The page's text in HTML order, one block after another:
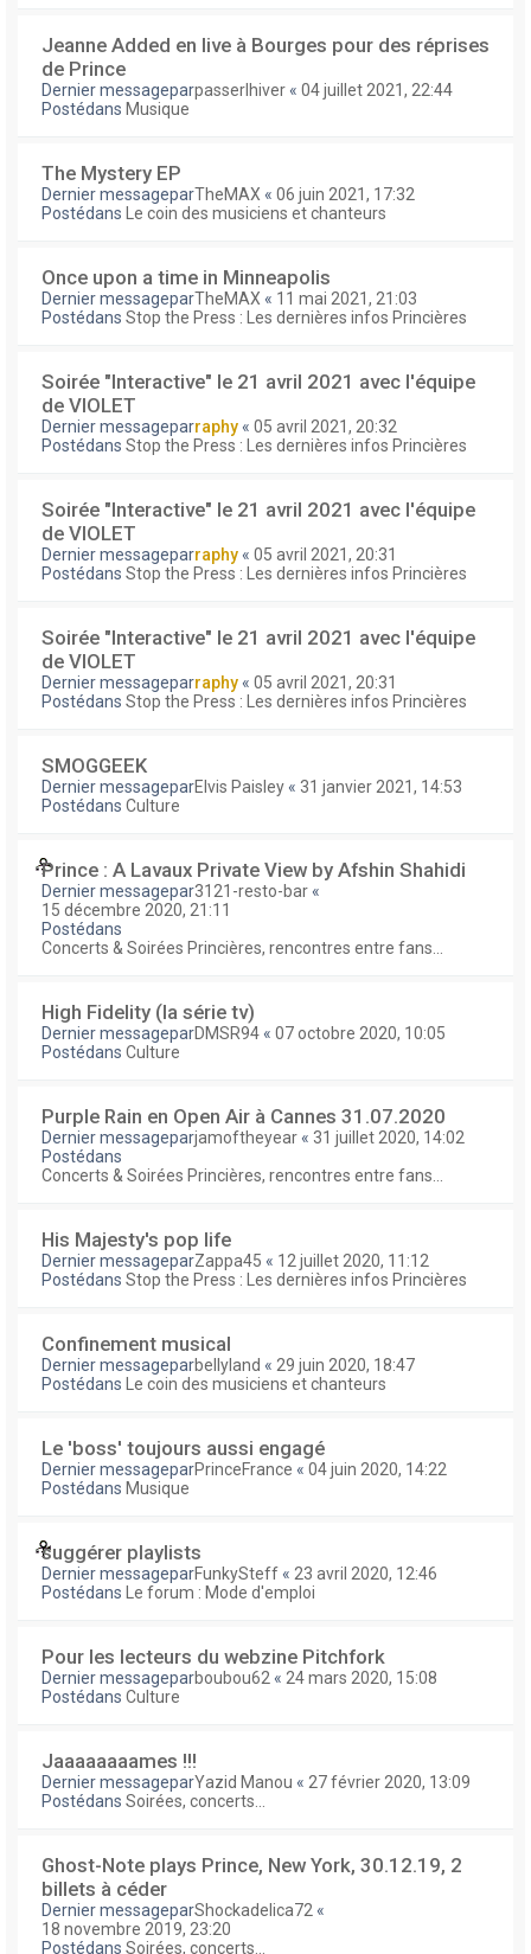
Jeanne Added en live à Bourges pour des réprises
de Prince
Dernier messageparpasserlhiver « 04 juillet 2021, 22:44
Postédans Musique
The Mystery EP
Dernier messageparTheMAX « 06 juin 2021, 17:32
Postédans
Le coin des musiciens et chanteurs
Once upon a time in Minneapolis
Dernier messageparTheMAX « 11 mai 2021, 21:03
Postédans Stop the Press : Les dernières infos Princières
Soirée "Interactive" le 21 avril 2021 avec l'équipe
de VIOLET
Dernier messageparraphy « 05 avril 2021, 20:32
Postédans Stop the Press : Les dernières infos Princières
Soirée "Interactive" le 21 avril 2021 avec l'équipe
de VIOLET
Dernier messageparraphy « 05 avril 2021, 20:31
Postédans Stop the Press : Les dernières infos Princières
Soirée "Interactive" le 21 avril 2021 avec l'équipe
de VIOLET
Dernier messageparraphy « 05 avril 2021, 20:31
Postédans Stop the Press : Les dernières infos Princières
SMOGGEEK
Dernier messageparElvis Paisley « 31 janvier 2021, 14:53
Postédans Culture
Prince : A Lavaux Private View by Afshin Shahidi
Dernier messagepar3121-resto-bar «
15 décembre 2020, 21:11
Postédans
Concerts & Soirées Princières, rencontres entre fans...
High Fidelity (la série tv)
Dernier messageparDMSR94 « 07 octobre 2020, 10:05
Postédans Culture
Purple Rain en Open Air à Cannes 31.07.2020
Dernier messageparjamoftheyear « 31 juillet 2020, 14:02
Postédans
Concerts & Soirées Princières, rencontres entre fans...
His Majesty's pop life
Dernier messageparZappa45 « 12 juillet 2020, 11:12
Postédans Stop the Press : Les dernières infos Princières
Confinement musical
Dernier messageparbellyland « 29 juin 2020, 18:47
Postédans
Le coin des musiciens et chanteurs
Le 'boss' toujours aussi engagé
Dernier messageparPrinceFrance « 04 juin 2020, 14:22
Postédans Musique
suggérer playlists
Dernier messageparFunkySteff « 23 avril 2020, 12:46
Postédans
Le forum : Mode d'emploi
Pour les lecteurs du webzine Pitchfork
Dernier messageparboubou62 « 24 mars 2020, 15:08
Postédans Culture
Jaaaaaaaames !!!
Dernier messageparYazid Manou « 27 février 2020, 13:09
Postédans Soirées, concerts...
Ghost-Note plays Prince, New York, 30.12.19, 2
billets à céder
Dernier messageparShockadelica72 «
18 novembre 2019, 23:20
Postédans Soirées, concerts...